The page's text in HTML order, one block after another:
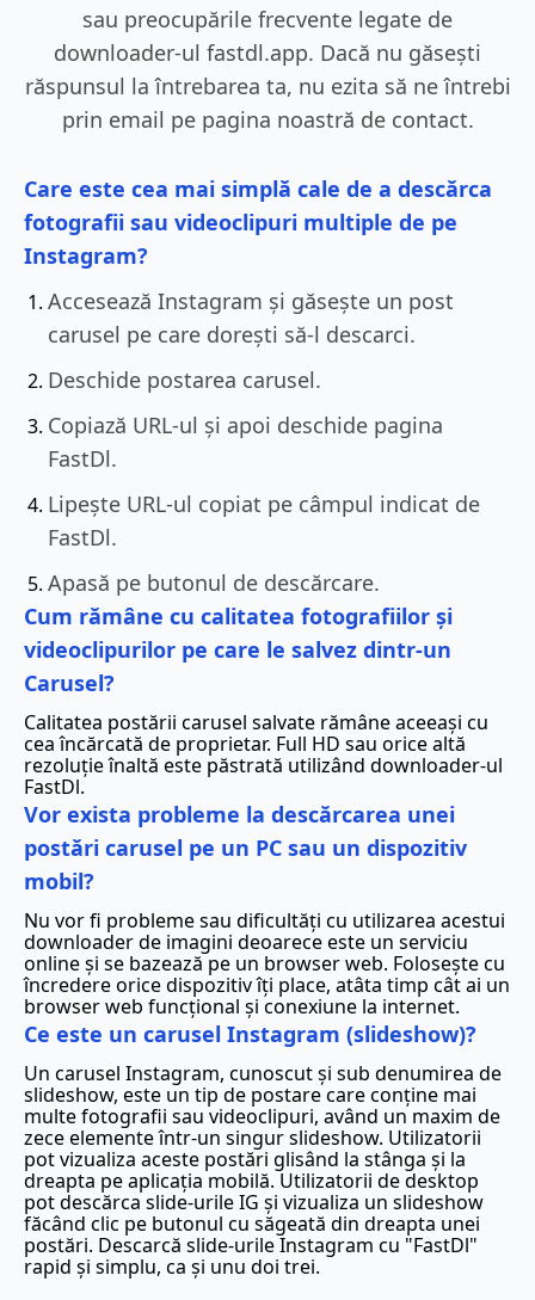
sau preocupările frecvente legate de
downloader-ul fastdl.app. Dacă nu găsești
răspunsul la întrebarea ta, nu ezita să ne întrebi
prin email pe pagina noastră de contact.
Care este cea mai simplă cale de a descărca
fotografii sau videoclipuri multiple de pe
Instagram?
Accesează Instagram și găsește un post
carusel pe care dorești să-l descarci.
Deschide postarea carusel.
Copiază URL-ul și apoi deschide pagina
FastDl.
Lipește URL-ul copiat pe câmpul indicat de
FastDl.
Apasă pe butonul de descărcare.
Cum rămâne cu calitatea fotografiilor și
videoclipurilor pe care le salvez dintr-un
Carusel?
Calitatea postării carusel salvate rămâne aceeași cu
cea încărcată de proprietar. Full HD sau orice altă
rezoluție înaltă este păstrată utilizând downloader-ul
FastDl.
Vor exista probleme la descărcarea unei
postări carusel pe un PC sau un dispozitiv
mobil?
Nu vor fi probleme sau dificultăți cu utilizarea acestui
downloader de imagini deoarece este un serviciu
online și se bazează pe un browser web. Folosește cu
încredere orice dispozitiv îți place, atâta timp cât ai un
browser web funcțional și conexiune la internet.
Ce este un carusel Instagram (slideshow)?
Un carusel Instagram, cunoscut și sub denumirea de
slideshow, este un tip de postare care conține mai
multe fotografii sau videoclipuri, având un maxim de
zece elemente într-un singur slideshow. Utilizatorii
pot vizualiza aceste postări glisând la stânga și la
dreapta pe aplicația mobilă. Utilizatorii de desktop
pot descărca slide-urile IG și vizualiza un slideshow
făcând clic pe butonul cu săgeată din dreapta unei
postări. Descarcă slide-urile Instagram cu "FastDl"
rapid și simplu, ca și unu doi trei.